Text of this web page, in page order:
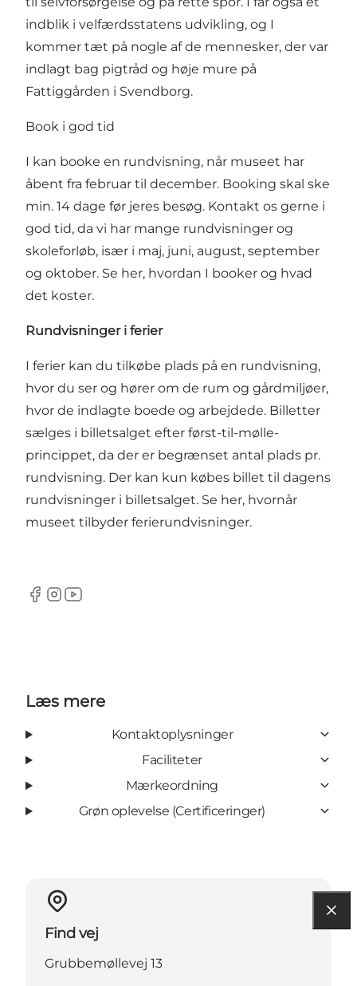
indblik i velfærdsstatens udvikling, og I
kommer tæt på nogle af de mennesker, der var
indlagt bag pigtråd og høje mure på
Fattiggården i Svendborg.
Book i god tid
I kan booke en rundvisning, når museet har
åbent fra februar til december. Booking skal ske
min. 14 dage før jeres besøg. Kontakt os gerne i
god tid, da vi har mange rundvisninger og
skoleforløb, især i maj, juni, august, september
og oktober. Se her, hvordan I booker og hvad
det koster.
Rundvisninger i ferier
I ferier kan du tilkøbe plads på en rundvisning,
hvor du ser og hører om de rum og gårdmiljøer,
hvor de indlagte boede og arbejdede. Billetter
sælges i billetsalget efter først-til-mølle-
princippet, da der er begrænset antal plads pr.
rundvisning. Der kan kun købes billet til dagens
rundvisninger i billetsalget. Se her, hvornår
museet tilbyder ferierundvisninger.
Facebook
Instagram
Youtube
Læs mere
Kontaktoplysninger
Faciliteter
Mærkeordning
Grøn oplevelse (Certificeringer)
Find vej
Grubbemøllevej 13